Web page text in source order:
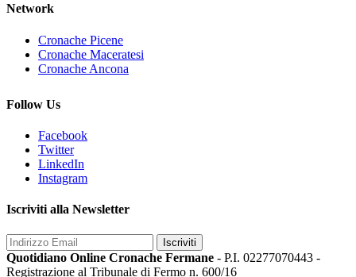
Network
Cronache Picene
Cronache Maceratesi
Cronache Ancona
Follow Us
Facebook
Twitter
LinkedIn
Instagram
Iscriviti alla Newsletter
Iscriviti
Quotidiano Online Cronache Fermane - P.I. 02277070443 -
Registrazione al Tribunale di Fermo n. 600/16